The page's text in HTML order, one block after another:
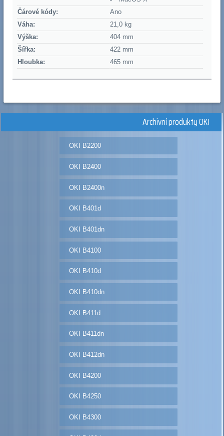
Čárové kódy:
Ano
Váha:
21,0 kg
Výška:
404 mm
Šířka:
422 mm
Hloubka:
465 mm
Archivní produkty OKI
OKI B2200
OKI B2400
OKI B2400n
OKI B401d
OKI B401dn
OKI B4100
OKI B410d
OKI B410dn
OKI B411d
OKI B411dn
OKI B412dn
OKI B4200
OKI B4250
OKI B4300